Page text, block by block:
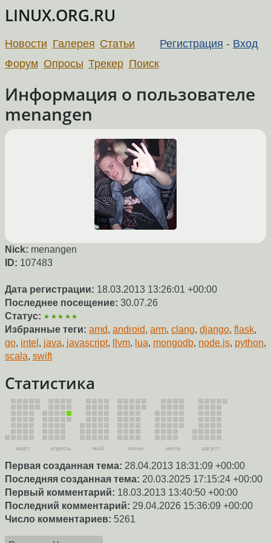
LINUX.ORG.RU
Регистрация - Вход
Новости Галерея Статьи
Форум Опросы Трекер Поиск
Информация о пользователе
menangen
Nick: menangen
ID: 107483
Дата регистрации: 18.03.2013 13:26:01 +00:00
Последнее посещение: 30.07.26
Статус: ★★★★★
Избранные теги: amd, android, arm, clang, django, flask,
go, intel , java, javascript, llvm, lua, mongodb, node.js, python,
scala, swift
Статистика
март апрель май июнь июль август
Первая созданная тема: 28.04.2013 18:31:09 +00:00
Последняя созданная тема: 20.03.2025 17:15:24 +00:00
Первый комментарий: 18.03.2013 13:40:50 +00:00
Последний комментарий: 29.04.2026 15:36:09 +00:00
Число комментариев: 5261